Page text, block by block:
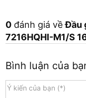
0 đánh giá vềĐầu
7216HQHI-M1/S
Bình luận của